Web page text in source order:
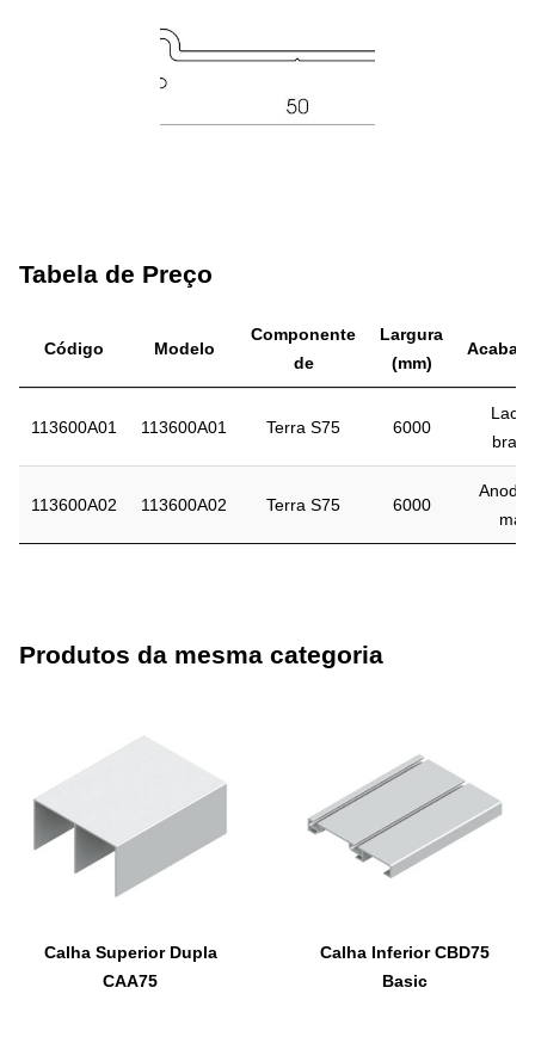
Tabela de Preço
Código Modelo
Componente
de
Largura
(mm)
113600A01 113600A01 Terra S75 6000
113600A02 113600A02 Terra S75 6000
Produtos da mesma categoria
Calha Superior Dupla
CAA75
Calha Inferior CBD75
Basic